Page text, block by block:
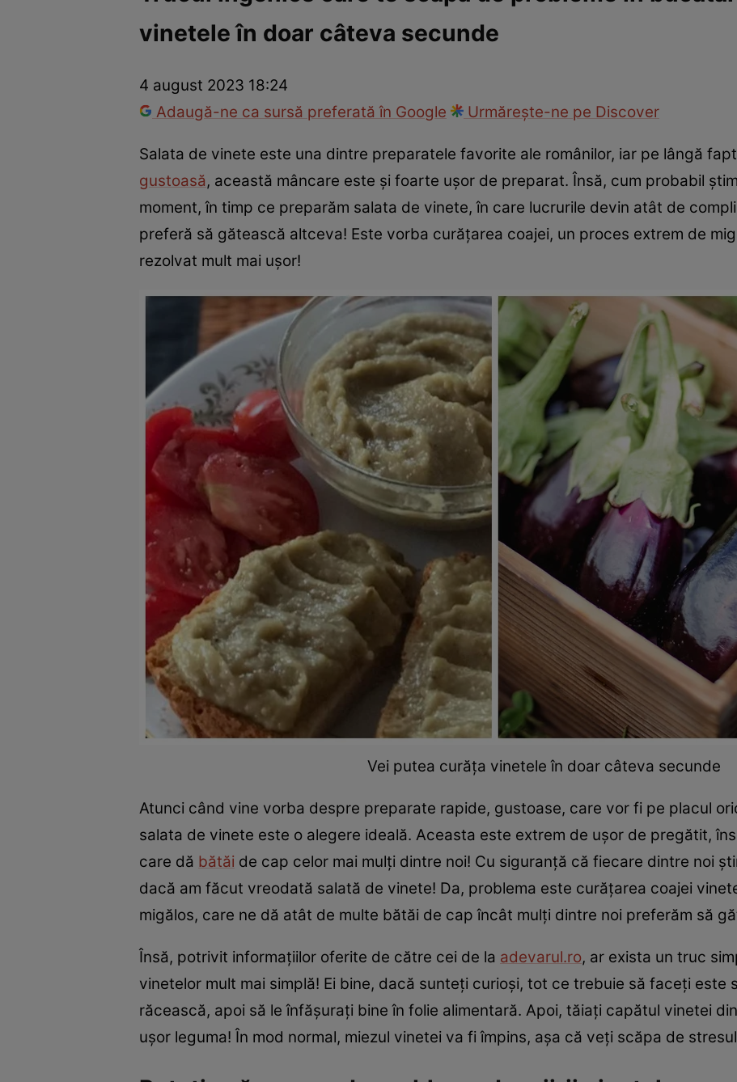
InternaționalFapt diversTehnologieNaționalSport
vinetele în doar câteva secunde
4 august 2023 18:24
Adaugă-ne ca sursă preferată în Google
Urmărește-ne pe Discover
Salata de vinete este una dintre preparatele favorite ale românilor, iar pe lângă
gustoasă, această mâncare este și foarte ușor de preparat. Însă, cum probabil
moment, în timp ce preparăm salata de vinete, în care lucrurile devin atât de
preferă să gătească altceva! Este vorba curățarea coajei, un proces extrem de
rezolvat mult mai ușor!
Vei putea curăța vinetele în doar câteva secunde
Atunci când vine vorba despre preparate rapide, gustoase, care vor fi pe placul
salata de vinete este o alegere ideală. Aceasta este extrem de ușor de pregătit,
care dă bătăi de cap celor mai mulți dintre noi! Cu siguranță că fiecare dintre noi
dacă am făcut vreodată salată de vinete! Da, problema este curățarea coajei
migălos, care ne dă atât de multe bătăi de cap încât mulți dintre noi preferăm să
Însă, potrivit informațiilor oferite de către cei de la adevarul.ro, ar exista un truc
vinetelor mult mai simplă! Ei bine, dacă sunteți curioși, tot ce trebuie să faceți este
răcească, apoi să le înfășurați bine în folie alimentară. Apoi, tăiați capătul vinetei
ușor leguma! În mod normal, miezul vinetei va fi împins, așa că veți scăpa de